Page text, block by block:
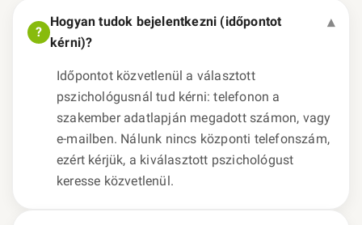
Hogyan tudok bejelentkezni (időpontot
kérni)?
Időpontot közvetlenül a választott
pszichológusnál tud kérni: telefonon a
szakember adatlapján megadott számon, vagy
e-mailben. Nálunk nincs központi telefonszám,
ezért kérjük, a kiválasztott pszichológust
keresse közvetlenül.